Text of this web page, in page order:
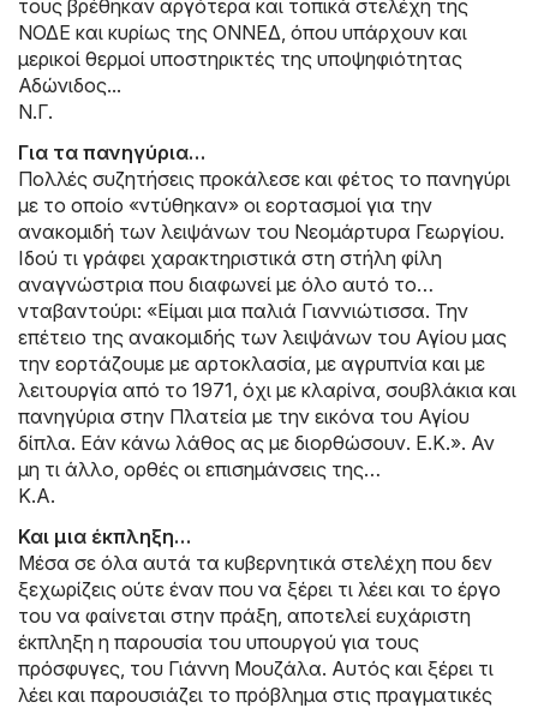
τους βρέθηκαν αργότερα και τοπικά στελέχη της
ΝΟΔΕ και κυρίως της ΟΝΝΕΔ, όπου υπάρχουν και
μερικοί θερμοί υποστηρικτές της υποψηφιότητας
Αδώνιδος...
Ν.Γ.
Για τα πανηγύρια…
Πολλές συζητήσεις προκάλεσε και φέτος το πανηγύρι
με το οποίο «ντύθηκαν» οι εορτασμοί για την
ανακομιδή των λειψάνων του Νεομάρτυρα Γεωργίου.
Ιδού τι γράφει χαρακτηριστικά στη στήλη φίλη
αναγνώστρια που διαφωνεί με όλο αυτό το…
νταβαντούρι: «Είμαι μια παλιά Γιαννιώτισσα. Την
επέτειο της ανακομιδής των λειψάνων του Αγίου μας
την εορτάζουμε με αρτοκλασία, με αγρυπνία και με
λειτουργία από το 1971, όχι με κλαρίνα, σουβλάκια και
πανηγύρια στην Πλατεία με την εικόνα του Αγίου
δίπλα. Εάν κάνω λάθος ας με διορθώσουν. Ε.Κ.». Αν
μη τι άλλο, ορθές οι επισημάνσεις της…
Κ.Α.
Και μια έκπληξη…
Μέσα σε όλα αυτά τα κυβερνητικά στελέχη που δεν
ξεχωρίζεις ούτε έναν που να ξέρει τι λέει και το έργο
του να φαίνεται στην πράξη, αποτελεί ευχάριστη
έκπληξη η παρουσία του υπουργού για τους
πρόσφυγες, του Γιάννη Μουζάλα. Αυτός και ξέρει τι
λέει και παρουσιάζει το πρόβλημα στις πραγματικές